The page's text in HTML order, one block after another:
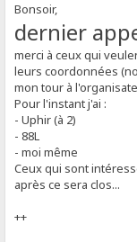
Bonsoir,
dernier
merci à ceux qui
leurs coordonnées
mon tour à
Pour l'instant j'ai :
- Uphir (à 2)
- 88L
- moi même
Ceux qui sont
après ce sera clos...
++